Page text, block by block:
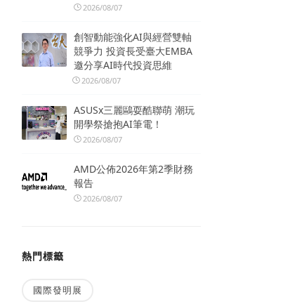
2026/08/07
創智動能強化AI與經營雙軸
競爭力 投資長受臺大EMBA
邀分享AI時代投資思維
2026/08/07
ASUSx三麗鷗耍酷聯萌 潮玩
開學祭搶抱AI筆電！
2026/08/07
AMD公佈2026年第2季財務
報告
2026/08/07
熱門標籤
國際發明展